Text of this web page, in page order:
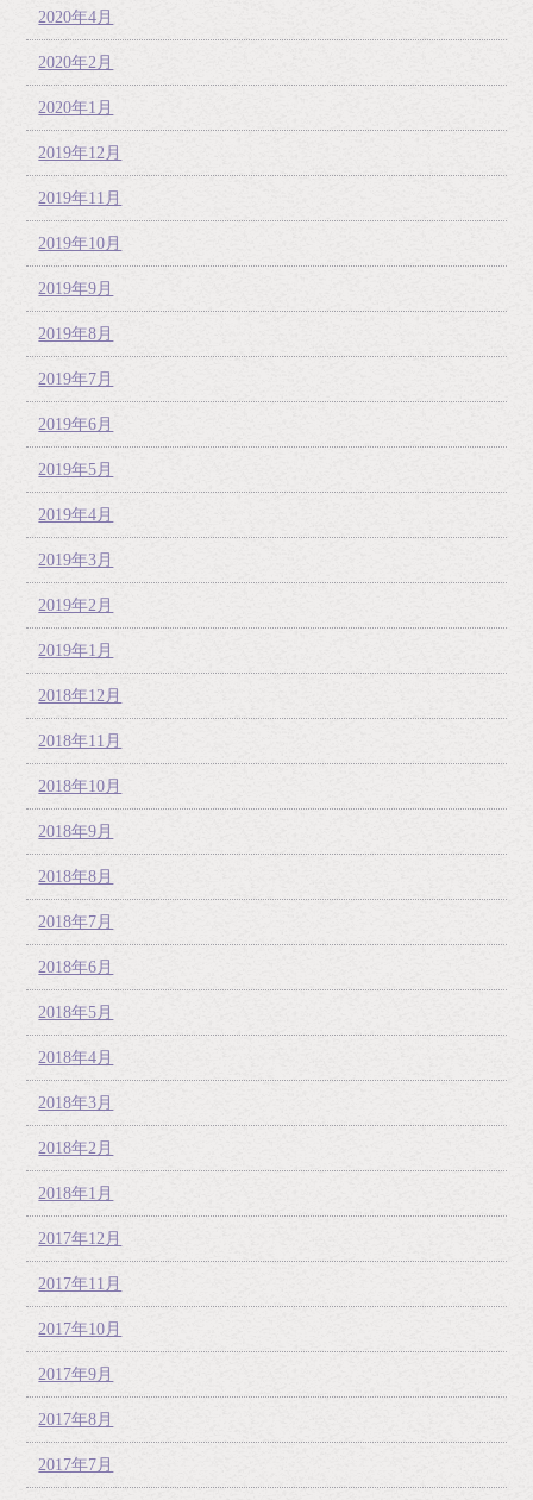
2020年4月
2020年2月
2020年1月
2019年12月
2019年11月
2019年10月
2019年9月
2019年8月
2019年7月
2019年6月
2019年5月
2019年4月
2019年3月
2019年2月
2019年1月
2018年12月
2018年11月
2018年10月
2018年9月
2018年8月
2018年7月
2018年6月
2018年5月
2018年4月
2018年3月
2018年2月
2018年1月
2017年12月
2017年11月
2017年10月
2017年9月
2017年8月
2017年7月